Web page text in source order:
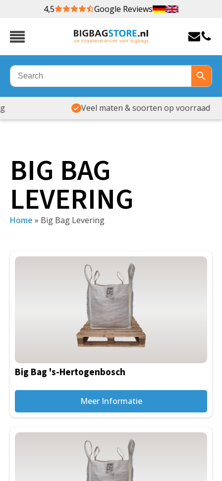
4,5 Google Reviews
Veel maten & soorten op voorraad
BIG BAG
LEVERING
Home » Big Bag Levering
Big Bag 's-Hertogenbosch
Meer Informatie